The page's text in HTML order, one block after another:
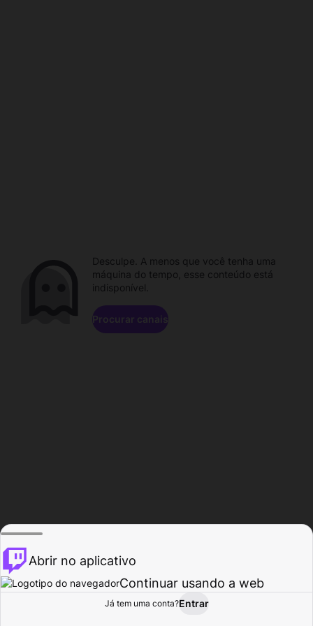
Procurar Atividade
Desculpe. A menos que você tenha uma
máquina do tempo, esse conteúdo está
indisponível.
Procurar canais
Abrir no aplicativo
Continuar usando a web
Já tem uma conta?Entrar